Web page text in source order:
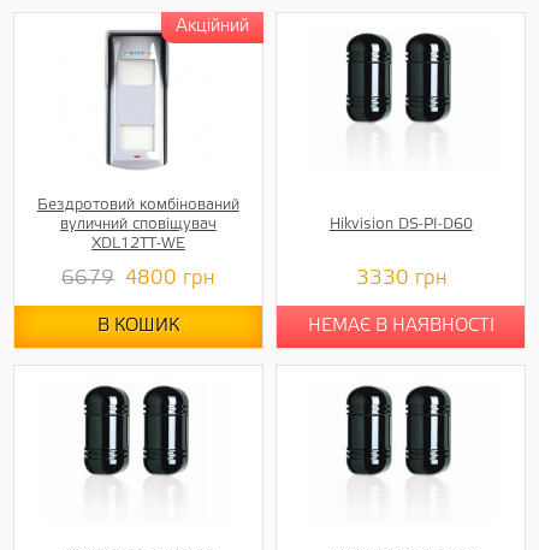
Бездротовий комбінований
вуличний сповіщувач
XDL12TT-WE
6679 4800 грн
В КОШИК
Hikvision DS-PI-D60
3330 грн
НЕМАЄ В НАЯВНОСТІ